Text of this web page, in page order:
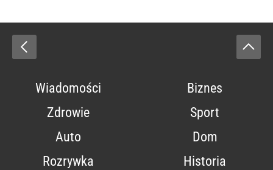
Wiadomości
Biznes
Zdrowie
Sport
Auto
Dom
Rozrywka
Historia